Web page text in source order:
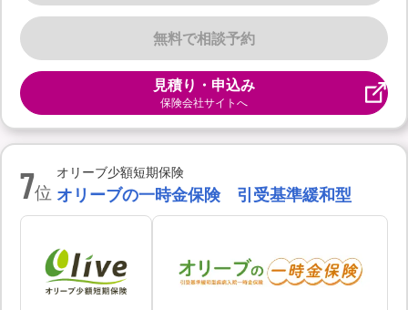
無料で相談予約
見積り・申込み
保険会社サイトへ
7位
オリーブ少額短期保険
オリーブの一時金保険 引受基準緩和型